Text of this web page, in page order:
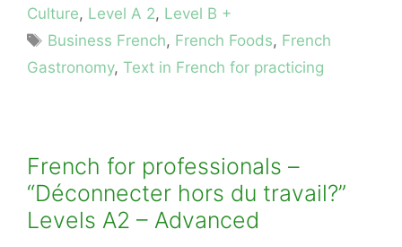
Culture, Level A 2, Level B +
Tags
Business French, French Foods, French
Gastronomy, Text in French for practicing
French for professionals –
“Déconnecter hors du travail?”
Levels A2 – Advanced